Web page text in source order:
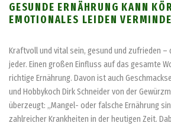
GESUNDE ERNÄHRUNG KANN
EMOTIONALES LEIDEN
Kraftvoll und vital sein, gesund und zufrieden –
jeder. Einen großen Einfluss auf das gesamte
richtige Ernährung. Davon ist auch
und Hobbykoch Dirk Schneider von der
überzeugt: „Mangel- oder falsche Ernährung
zahlreicher Krankheiten in der heutigen Zeit.